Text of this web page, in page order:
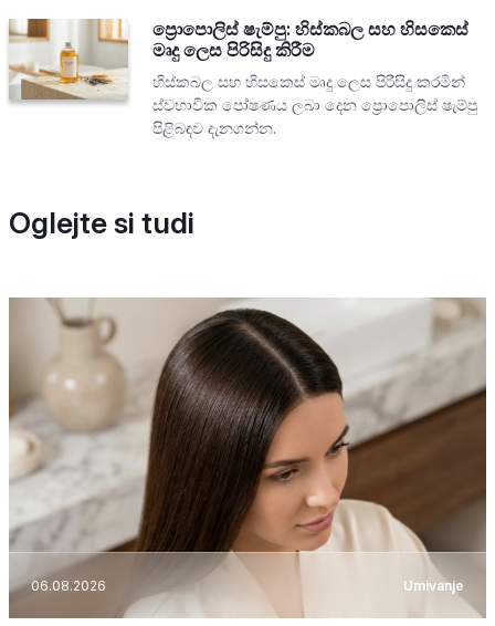
ප්‍රොපොලිස් ෂැම්පු: හිස්කබල සහ හිසකෙස්
මෘදු ලෙස පිරිසිදු කිරීම
හිස්කබල සහ හිසකෙස් මෘදු ලෙස පිරිසිදු කරමින්
ස්වභාවික පෝෂණය ලබා දෙන ප්‍රොපොලිස් ෂැම්පු
පිළිබඳව දැනගන්න.
Oglejte si tudi
06.08.2026 Umivanje